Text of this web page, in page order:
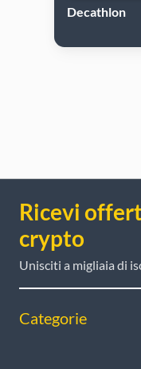
Decathlon
Ricevi
crypto
Unisciti a migliaia di
Categorie